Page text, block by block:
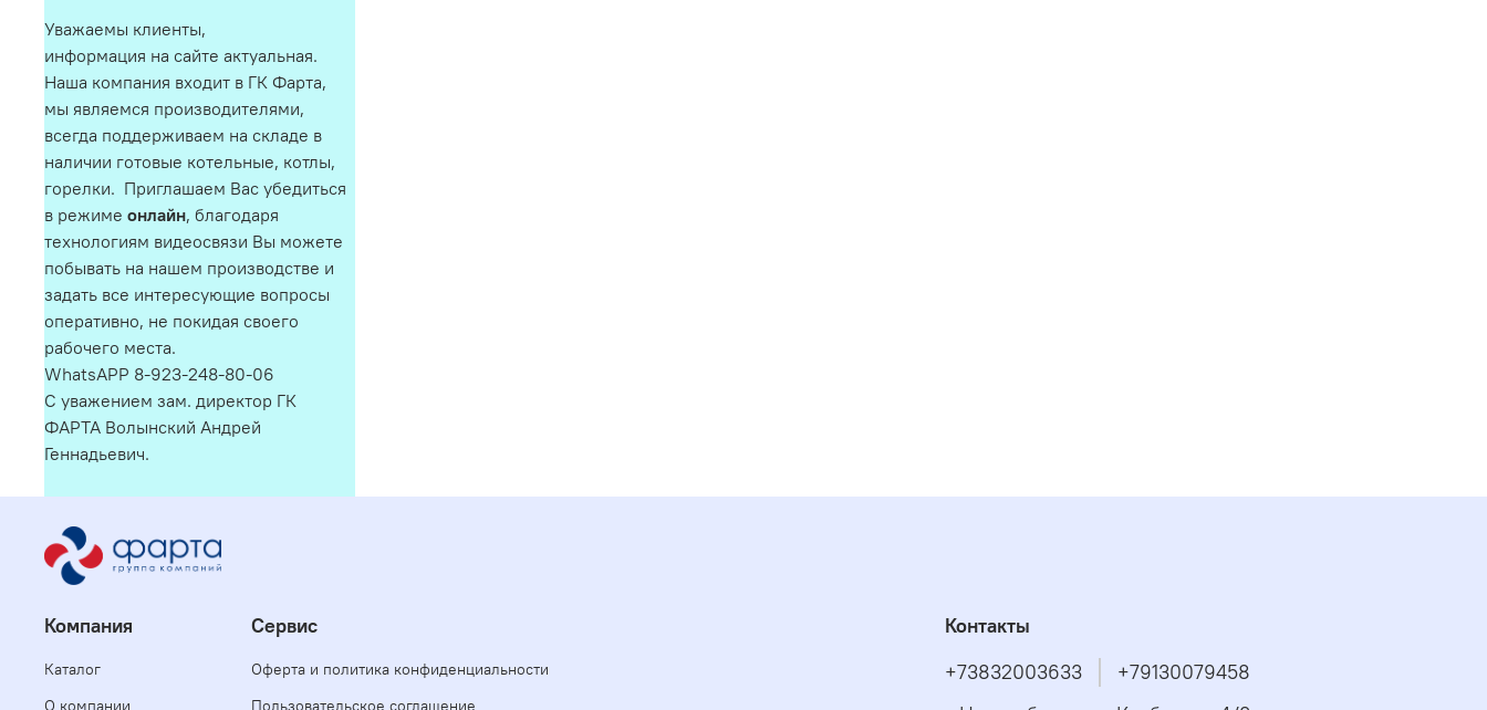
Уважаемы клиенты,
информация на сайте актуальная.
Наша компания входит в ГК Фарта,
мы являемся производителями,
всегда поддерживаем на складе в
наличии готовые котельные, котлы,
горелки. Приглашаем Вас убедиться
в режиме онлайн, благодаря
технологиям видеосвязи Вы можете
побывать на нашем производстве и
задать все интересующие вопросы
оперативно, не покидая своего
рабочего места.
WhatsAPP 8-923-248-80-06
С уважением зам. директор ГК
ФАРТА Волынский Андрей
Геннадьевич.
Компания
Каталог
О компании
Сервис
Оферта и политика конфиденциальности
Пользовательское соглашение
Контакты
+73832003633
+79130079458